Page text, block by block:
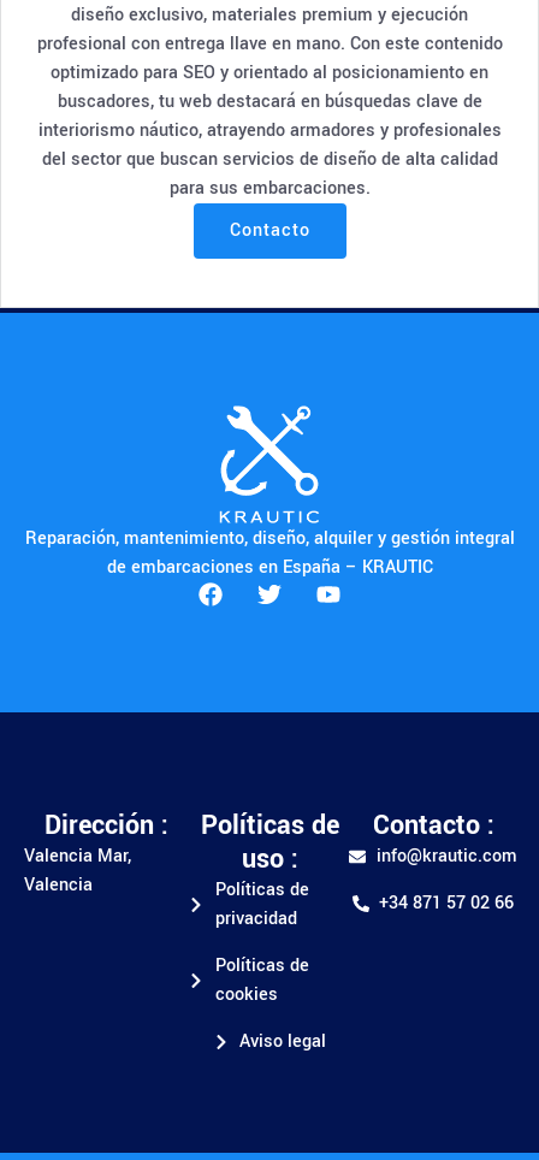
diseño exclusivo, materiales premium y ejecución
profesional con entrega llave en mano. Con este contenido
optimizado para SEO y orientado al posicionamiento en
buscadores, tu web destacará en búsquedas clave de
interiorismo náutico, atrayendo armadores y profesionales
del sector que buscan servicios de diseño de alta calidad
para sus embarcaciones.
Contacto
Reparación, mantenimiento, diseño, alquiler y gestión integral
de embarcaciones en España – KRAUTIC
Dirección :
Valencia Mar,
Valencia
Políticas de
uso :
Políticas de
privacidad
Políticas de
cookies
Aviso legal
Contacto :
info@krautic.com
+34 871 57 02 66